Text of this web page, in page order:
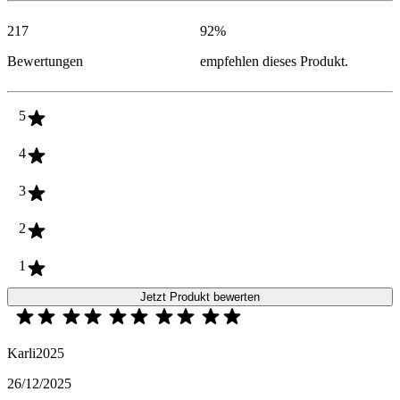
217
Bewertungen
92%
empfehlen dieses Produkt.
5
4
3
2
1
Jetzt Produkt bewerten
Karli2025
26/12/2025